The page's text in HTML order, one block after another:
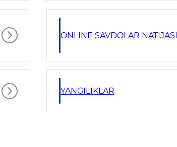
ONLINE SAVDOLAR NATIJASI
YANGILIKLAR